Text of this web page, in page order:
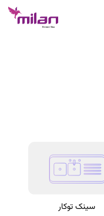
سینک توکار